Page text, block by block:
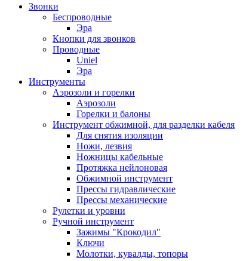
Звонки
Беспроводные
Эра
Кнопки для звонков
Проводные
Uniel
Эра
Инструменты
Аэрозоли и горелки
Аэрозоли
Горелки и балоны
Инструмент обжимной, для разделки кабеля
Для снятия изоляции
Ножи, лезвия
Ножницы кабельные
Протяжка нейлоновая
Обжимной инструмент
Прессы гидравлические
Прессы механические
Рулетки и уровни
Ручной инструмент
Зажимы "Крокодил"
Ключи
Молотки, кувалды, топоры